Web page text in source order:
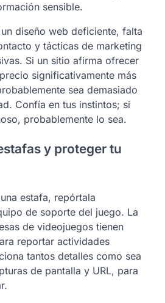
sensible.
diseño web deficiente, falta
y tácticas de marketing
Si un sitio afirma ofrecer
significativamente más
sea demasiado
Confía en tus instintos; si
probablemente lo sea.
y proteger tu
estafa, repórtala
de soporte del juego. La
de videojuegos tienen
reportar actividades
tantos detalles como sea
de pantalla y URL, para